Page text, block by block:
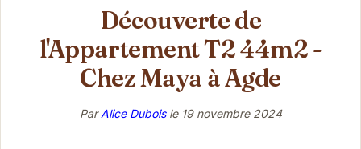
Découverte de
l'Appartement T2 44m2 -
Chez Maya à Agde
ParAlice Duboisle 19 novembre 2024